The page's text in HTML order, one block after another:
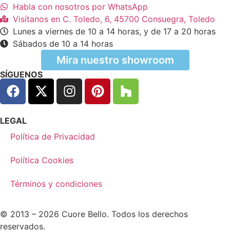
Habla con nosotros por WhatsApp
Visítanos en C. Toledo, 6, 45700 Consuegra, Toledo
Lunes a viernes de 10 a 14 horas, y de 17 a 20 horas
Sábados de 10 a 14 horas
Mira nuestro showroom
SÍGUENOS
LEGAL
Política de Privacidad
Política Cookies
Términos y condiciones
© 2013 – 2026 Cuore Bello. Todos los derechos
reservados.